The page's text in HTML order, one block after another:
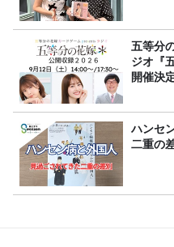
五等分
ジオ『
開催決
ハンセ
二重の